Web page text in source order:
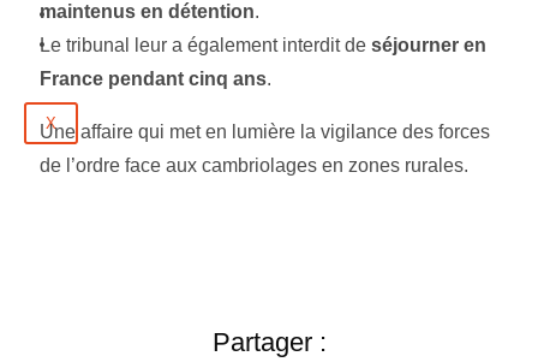
Évènements
Contact
X
maintenus en détention.
Le tribunal leur a également interdit de séjourner en
France pendant cinq ans.
Une affaire qui met en lumière la vigilance des forces
de l’ordre face aux cambriolages en zones rurales.
Partager :